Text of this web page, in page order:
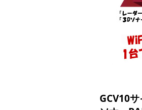
GCV10